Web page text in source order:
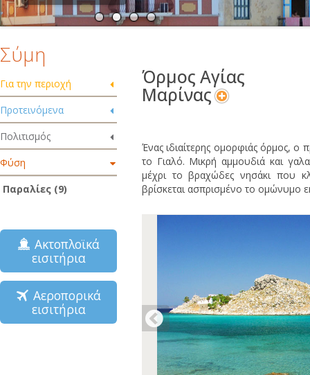
Σύμη
Για την περιοχή
Προτεινόμενα
Πολιτισμός
Φύση
Παραλίες (9)
Ακτοπλοϊκά
εισιτήρια
Αεροπορικά
εισιτήρια
Όρμος Αγίας
Μαρίνας
Ένας ιδιαίτερης ομορφιάς όρμος,
το Γιαλό. Μικρή αμμουδιά και
μέχρι το βραχώδες νησάκι που
βρίσκεται ασπρισμένο το ομώνυμο